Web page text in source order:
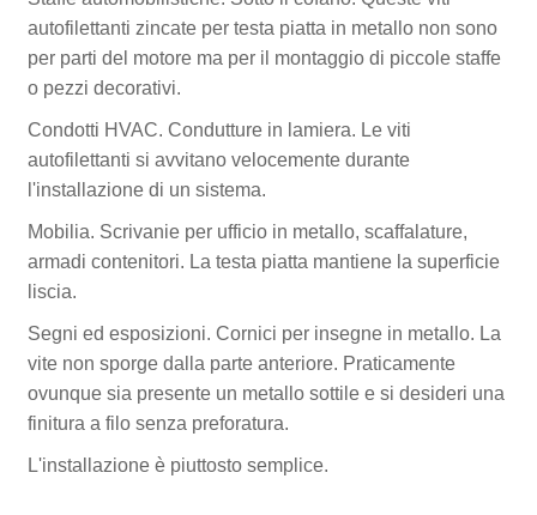
autofilettanti zincate per testa piatta in metallo non sono
per parti del motore ma per il montaggio di piccole staffe
o pezzi decorativi.
Condotti HVAC. Condutture in lamiera. Le viti
autofilettanti si avvitano velocemente durante
l'installazione di un sistema.
Mobilia. Scrivanie per ufficio in metallo, scaffalature,
armadi contenitori. La testa piatta mantiene la superficie
liscia.
Segni ed esposizioni. Cornici per insegne in metallo. La
vite non sporge dalla parte anteriore. Praticamente
ovunque sia presente un metallo sottile e si desideri una
finitura a filo senza preforatura.
L'installazione è piuttosto semplice.